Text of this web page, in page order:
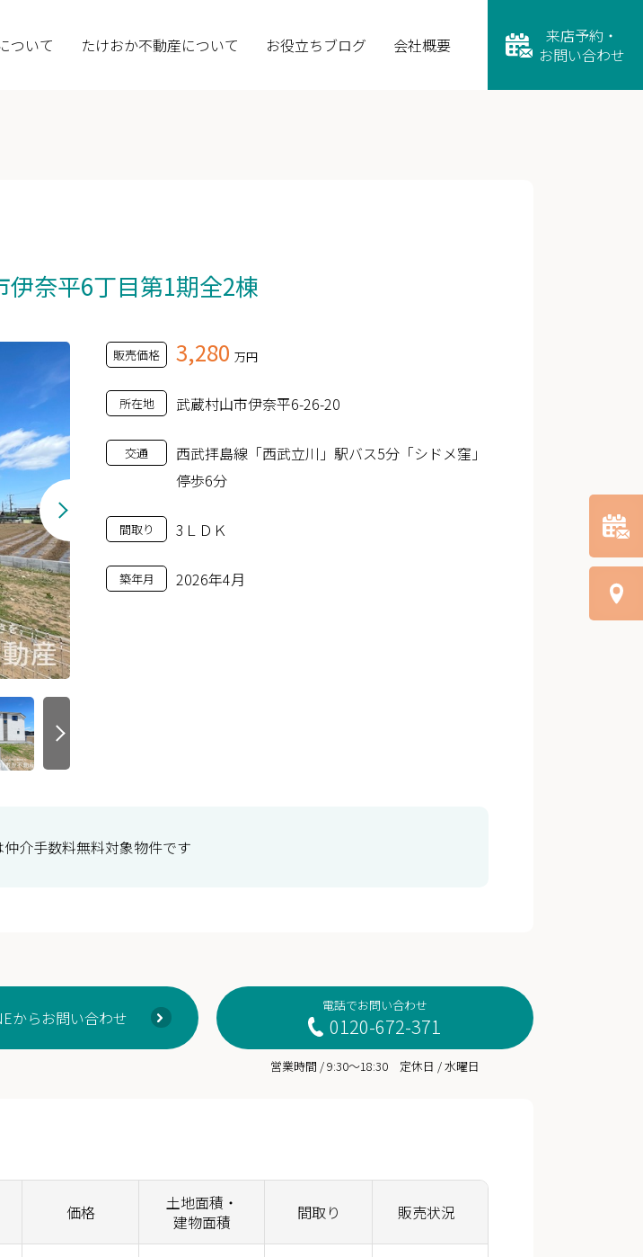
ついて たけおか不動産について お役立ちブログ 会社概要
来店予約・
お問い合わせ
伊奈平6丁目第1期全2棟
販売価格 3,280 万円
所在地 武蔵村山市伊奈平6-26-20
交通
西武拝島線「西武立川」駅バス5分「シドメ窪」
停歩6分
間取り 3ＬＤＫ
築年月 2026年4月
介手数料無料対象物件です
からお問い合わせ
電話でお問い合わせ
0120-672-371
営業時間 / 9:30～18:30 定休日 / 水曜日
価格
土地面積・
建物面積
間取り 販売状況